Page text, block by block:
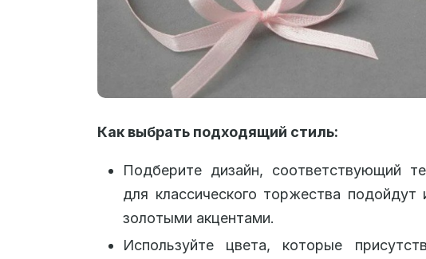
Как выбрать подходящий стиль:
Подберите дизайн, соответствующий
для классического торжества подойдут
золотыми акцентами.
Используйте цвета, которые